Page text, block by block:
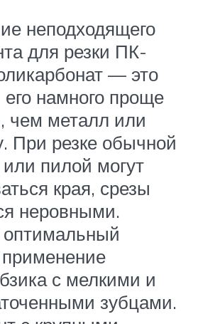
неподходящего
для резки ПК-
— это
его намного проще
чем металл или
При резке обычной
или пилой могут
края, срезы
неровными.
с мелкими и
зубцами.